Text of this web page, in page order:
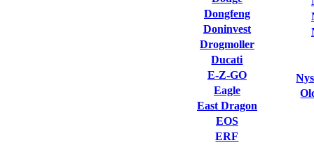
Dongfeng
Doninvest
Drogmoller
Ducati
E-Z-GO
Eagle
East Dragon
EOS
ERF